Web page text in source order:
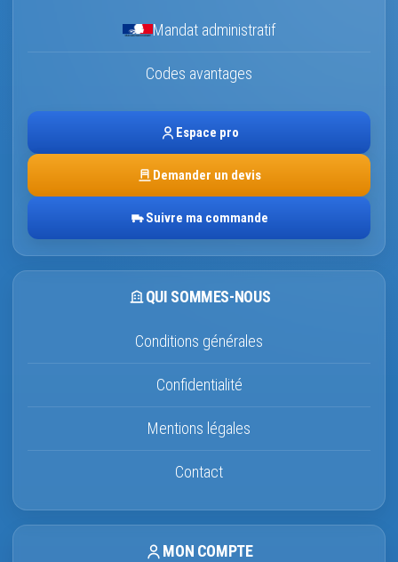
Mandat administratif
Codes avantages
Espace pro
Demander un devis
Suivre ma commande
QUI SOMMES-NOUS
Conditions générales
Confidentialité
Mentions légales
Contact
MON COMPTE